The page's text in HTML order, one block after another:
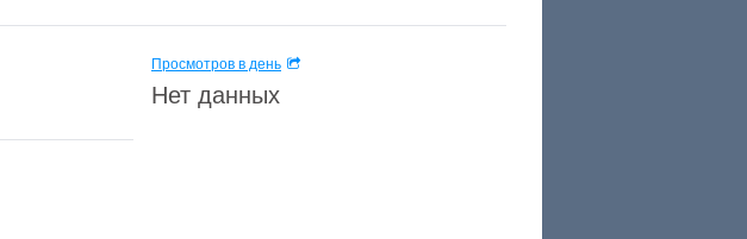
Просмотров в день
Нет данных